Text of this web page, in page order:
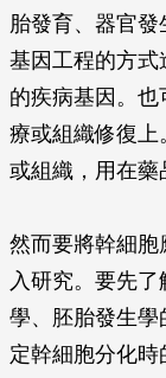
胎發育、器官
基因工程的方式
的疾病基因。
療或組織修復
或組織，用在藥
然而要將幹細胞
入研究。要先
學、胚胎發生
定幹細胞分化